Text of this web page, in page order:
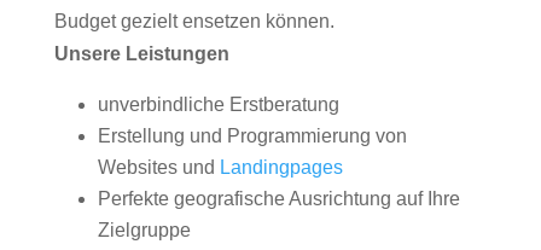
Budget gezielt ensetzen können.
Unsere Leistungen
unverbindliche Erstberatung
Erstellung und Programmierung von
Websites und Landingpages
Perfekte geografische Ausrichtung auf Ihre
Zielgruppe